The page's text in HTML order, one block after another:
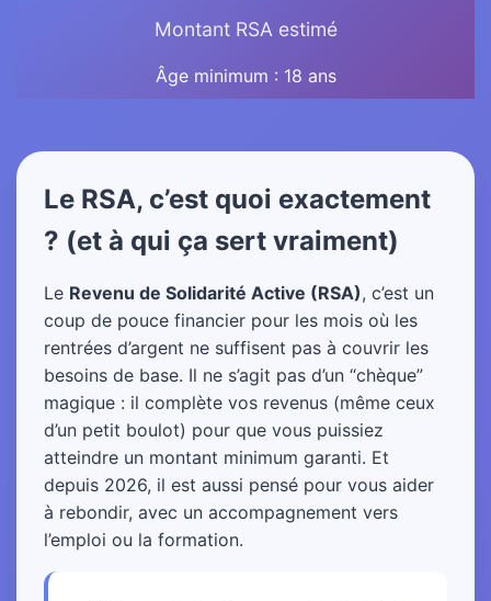
Montant RSA estimé
Âge minimum : 18 ans
Le RSA, c’est quoi exactement
? (et à qui ça sert vraiment)
Le Revenu de Solidarité Active (RSA), c’est un
coup de pouce financier pour les mois où les
rentrées d’argent ne suffisent pas à couvrir les
besoins de base. Il ne s’agit pas d’un “chèque”
magique : il complète vos revenus (même ceux
d’un petit boulot) pour que vous puissiez
atteindre un montant minimum garanti. Et
depuis 2026, il est aussi pensé pour vous aider
à rebondir, avec un accompagnement vers
l’emploi ou la formation.